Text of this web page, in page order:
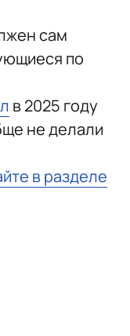
сам
по
в 2025 году
не делали
в разделе